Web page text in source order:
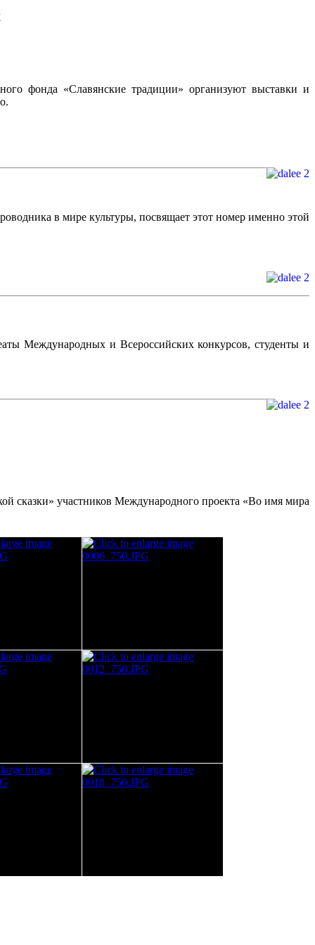
фонда «Славянские традиции» организуют выставки и
в мире культуры, посвящает этот номер именно этой
Международных и Всероссийских конкурсов, студенты и
сказки» участников Международного проекта «Во имя мира